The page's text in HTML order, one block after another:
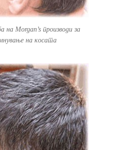
на Morgan’s производи за
на косата